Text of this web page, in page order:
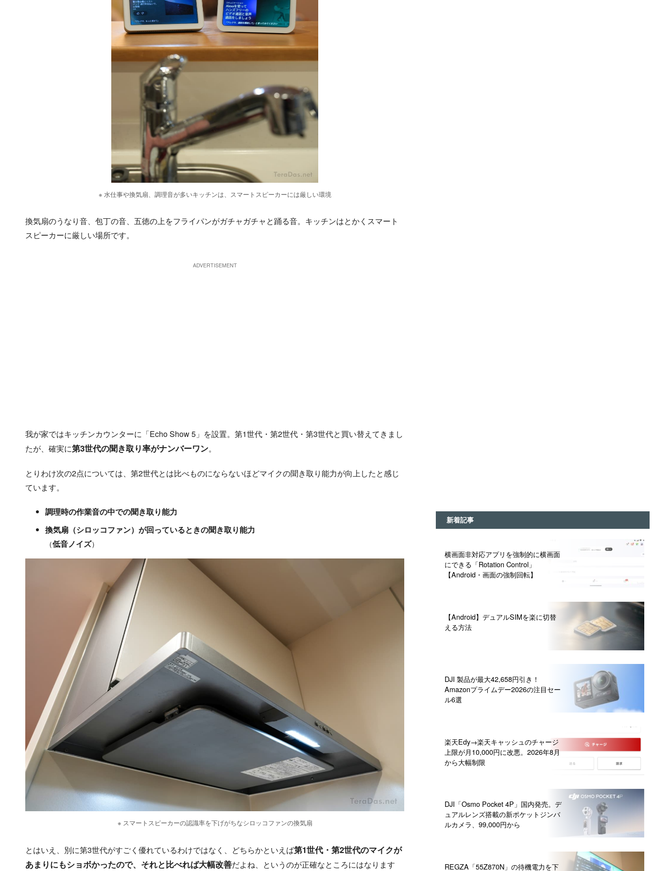
※ 水仕事や換気扇、調理音が多いキッチンは、スマートスピーカーには厳しい環境
換気扇のうなり音、包丁の音、五徳の上をフライパンがガチャガチャと踊る音。キッチンはとかくスマート
スピーカーに厳しい場所です。
我が家ではキッチンカウンターに「Echo Show 5」を設置。第1世代・第2世代・第3世代と買い替えてきまし
たが、確実に第3世代の聞き取り率がナンバーワン。
とりわけ次の2点については、第2世代とは比べものにならないほどマイクの聞き取り能力が向上したと感じ
ています。
調理時の作業音の中での聞き取り能力
換気扇（シロッコファン）が回っているときの聞き取り能力
（低音ノイズ）
※ スマートスピーカーの認識率を下げがちなシロッコファンの換気扇
とはいえ、別に第3世代がすごく優れているわけではなく、どちらかといえば第1世代・第2世代のマイクが
あまりにもショボかったので、それと比べれば大幅改善だよね、というのが正確なところにはなります
新着記事
横画面非対応アプリを強制的に横画面
にできる「Rotation Control」
【Android・画面の強制回転】
【Android】デュアルSIMを楽に切替
える方法
DJI 製品が最大42,658円引き！
Amazonプライムデー2026の注目セー
ル6選
楽天Edy→楽天キャッシュのチャージ
上限が月10,000円に改悪。2026年8月
から大幅制限
DJI「Osmo Pocket 4P」国内発売。デ
ュアルレンズ搭載の新ポケットジンバ
ルカメラ、99,000円から
REGZA「55Z870N」の待機電力を下